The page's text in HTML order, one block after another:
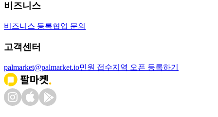
비즈니스
비즈니스 등록협업 문의
고객센터
palmarket@palmarket.io민원 접수지역 오픈 등록하기